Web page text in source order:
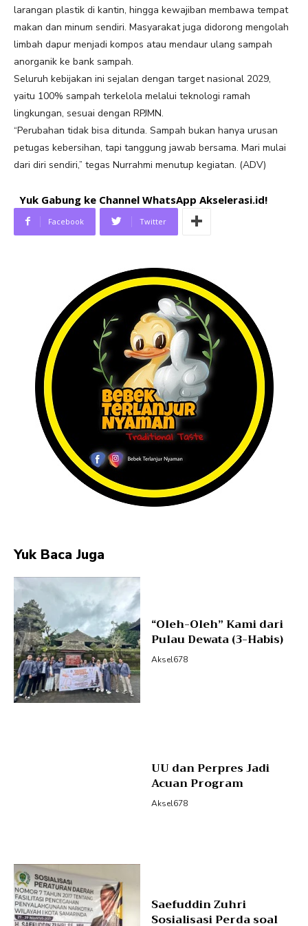
larangan plastik di kantin, hingga kewajiban membawa tempat
makan dan minum sendiri. Masyarakat juga didorong mengolah
limbah dapur menjadi kompos atau mendaur ulang sampah
anorganik ke bank sampah.
Seluruh kebijakan ini sejalan dengan target nasional 2029,
yaitu 100% sampah terkelola melalui teknologi ramah
lingkungan, sesuai dengan RPJMN.
“Perubahan tidak bisa ditunda. Sampah bukan hanya urusan
petugas kebersihan, tapi tanggung jawab bersama. Mari mulai
dari diri sendiri,” tegas Nurrahmi menutup kegiatan. (ADV)
Yuk Gabung ke Channel WhatsApp Akselerasi.id!
Facebook Twitter
Yuk Baca Juga
“Oleh-Oleh” Kami dari
Pulau Dewata (3-Habis)
Aksel678
UU dan Perpres Jadi
Acuan Program
Aksel678
Saefuddin Zuhri
Sosialisasi Perda soal